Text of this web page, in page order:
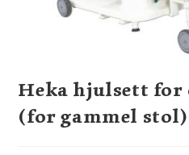
Heka hjulsett for
(for gammel stol)